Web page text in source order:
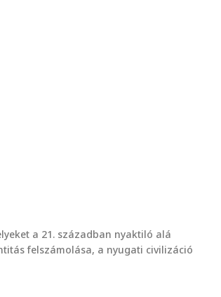
a 21. században nyaktiló alá
felszámolása, a nyugati civilizáció